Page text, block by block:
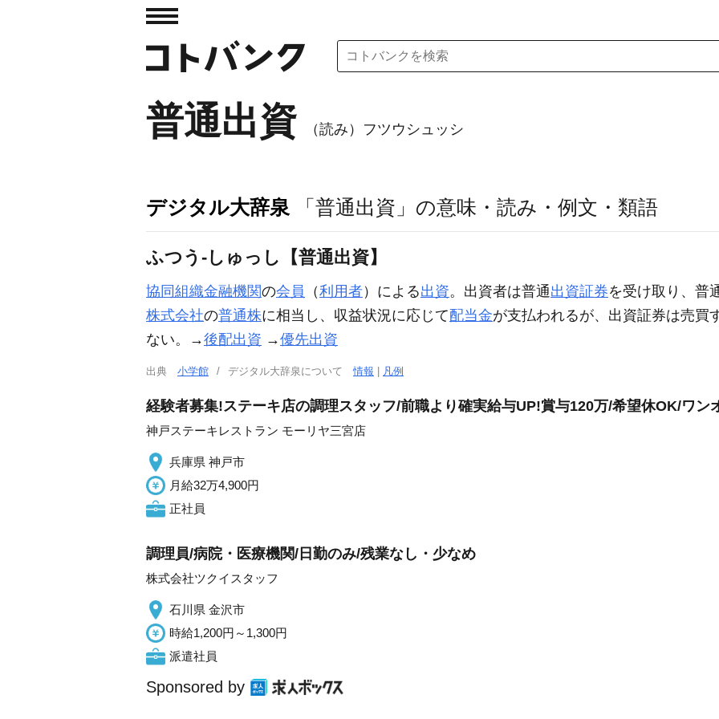
普通出資 （読み）フツウシュッシ
デジタル大辞泉 「普通出資」の意味・読み・例文・類語
ふつう‐しゅっし【普通出資】
協同組織金融機関の会員 （利用者）による出資。出資者は普通出資証券を受け取り、普
株式会社の普通株に相当し、収益状況に応じて配当金が支払われるが、出資証券は売買
ない。→後配出資 →優先出資
出典 小学館 デジタル大辞泉について情報 凡例
経験者募集!ステーキ店の調理スタッフ/前職より確実給与UP!賞与120万/希望休OK/ワン
神戸ステーキレストラン モーリヤ三宮店
兵庫県 神戸市
月給32万4,900円
正社員
調理員/病院・医療機関/日勤のみ/残業なし・少なめ
株式会社ツクイスタッフ
石川県 金沢市
時給1,200円～1,300円
派遣社員
Sponsored by